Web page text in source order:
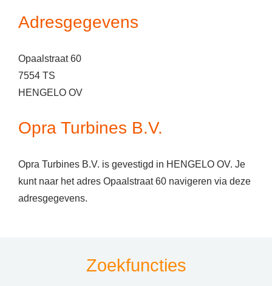
Adresgegevens
Opaalstraat 60
7554 TS
HENGELO OV
Opra Turbines B.V.
Opra Turbines B.V. is gevestigd in HENGELO OV. Je
kunt naar het adres Opaalstraat 60 navigeren via deze
adresgegevens.
Zoekfuncties